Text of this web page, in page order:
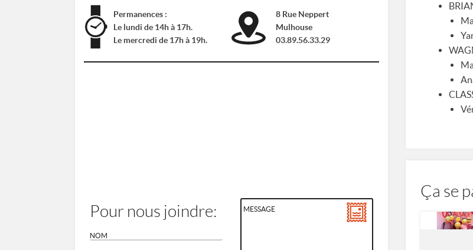
Permanences :
Le lundi de 14h à 17h.
Le mercredi de 17h à 19h.
8 Rue Neppert
Mulhouse
03.89.56.33.29
Pour nous joindre:
Ça se